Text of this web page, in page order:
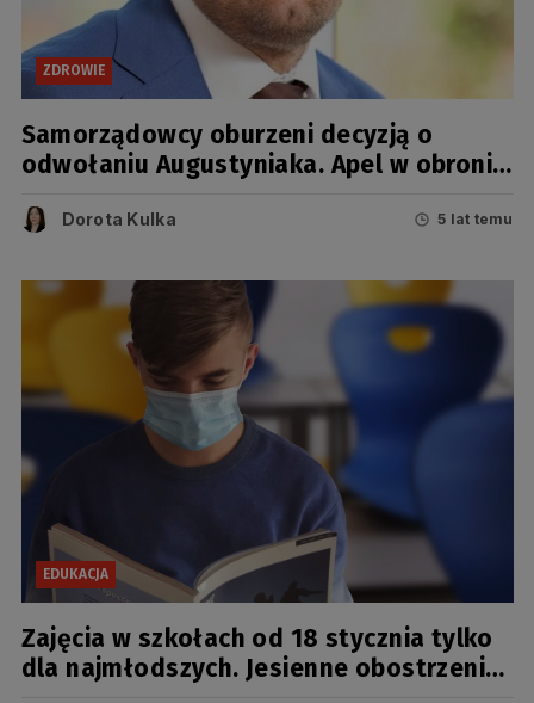
ZDROWIE
Samorządowcy oburzeni decyzją o
odwołaniu Augustyniaka. Apel w obronie
Dorota Kulka 5 lat temu
EDUKACJA
Zajęcia w szkołach od 18 stycznia tylko
dla najmłodszych. Jesienne obostrzenia